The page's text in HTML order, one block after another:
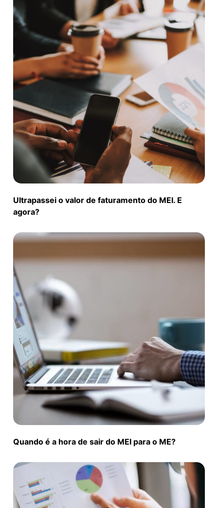
Ultrapassei o valor de faturamento do MEI. E
agora?
Quando é a hora de sair do MEI para o ME?